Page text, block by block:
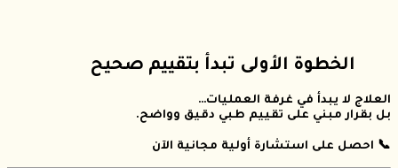
الخطوة الأولى تبدأ بتقييم صحيح
العلاج لا يبدأ في غرفة العمليات…
بل بقرار مبني على تقييم طبي دقيق وواضح.
📞 احصل على استشارة أولية مجانية الآن